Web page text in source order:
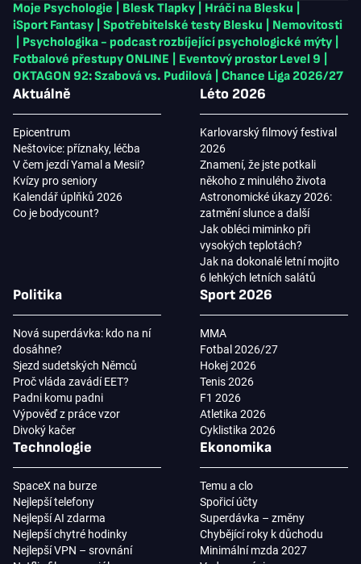
Moje Psychologie Blesk Tlapky Hráči na Blesku
iSport Fantasy
Spotřebitelské testy Blesku
Nemovitosti
Psychologika - podcast rozbíjející psychologické mýty
Fotbalové přestupy ONLINE
Eventový prostor Level 9
OKTAGON 92: Szabová vs. Pudilová
Chance Liga 2026/27
Aktuálně
Epicentrum
Neštovice: příznaky, léčba
V čem jezdí Yamal a Mesii?
Kvízy pro seniory
Kalendář úplňků 2026
Co je bodycount?
Léto 2026
Karlovarský filmový festival
2026
Znamení, že jste potkali
někoho z minulého života
Astronomické úkazy 2026:
zatmění slunce a další
Jak obléci miminko při
vysokých teplotách?
Jak na dokonalé letní mojito
6 lehkých letních salátů
Politika
Nová superdávka: kdo na ní
dosáhne?
Sjezd sudetských Němců
Proč vláda zavádí EET?
Padni komu padni
Výpověď z práce vzor
Divoký kačer
Sport 2026
MMA
Fotbal 2026/27
Hokej 2026
Tenis 2026
F1 2026
Atletika 2026
Cyklistika 2026
Technologie
SpaceX na burze
Nejlepší telefony
Nejlepší AI zdarma
Nejlepší chytré hodinky
Nejlepší VPN – srovnání
Ekonomika
Temu a clo
Spořicí účty
Superdávka – změny
Chybějící roky k důchodu
Minimální mzda 2027